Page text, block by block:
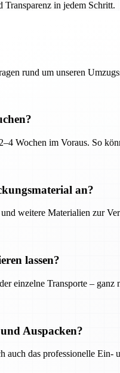
in jedem Schritt.
rund um unseren
Wochen im Voraus. So
an?
weitere Materialien zur
lassen?
einzelne Transporte – ganz
Auspacken?
auch das professionelle Ein-